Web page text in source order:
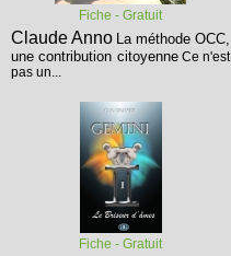
Fiche - Gratuit
Claude Anno La méthode OCC,
une contribution citoyenne Ce n'est
pas un...
Fiche - Gratuit